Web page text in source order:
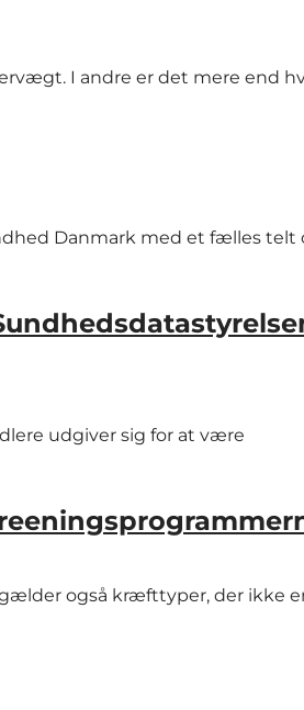
I andre er det mere end
Danmark med et fælles telt
udgiver sig for at være
også kræfttyper, der ikke